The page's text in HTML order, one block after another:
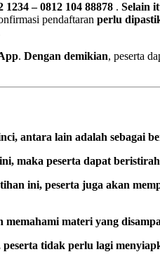
1234 – 0812 104 88878 . Selain
pendaftaran perlu
. Dengan demikian, peserta
antara lain adalah sebagai
maka peserta dapat
ini, peserta juga akan
memahami materi yang
tidak perlu lagi